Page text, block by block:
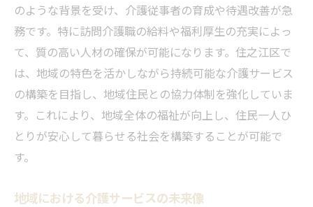
のような背景を受け、介護従事者の育成や待遇改善が急
務です。特に訪問介護職の給料や福利厚生の充実によっ
て、質の高い人材の確保が可能になります。住之江区で
は、地域の特色を活かしながら持続可能な介護サービス
の構築を目指し、地域住民との協力体制を強化していま
す。これにより、地域全体の福祉が向上し、住民一人ひ
とりが安心して暮らせる社会を構築することが可能で
す。
地域における介護サービスの未来像